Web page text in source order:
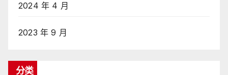
2024 年 4 月
2023 年 9 月
分类